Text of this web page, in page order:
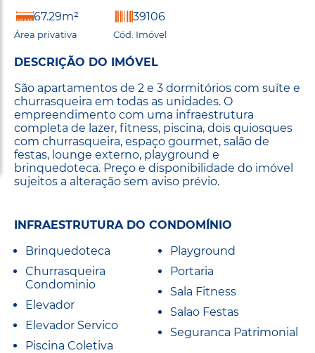
67.29m²
Área privativa
39106
Cód. Imóvel
DESCRIÇÃO DO IMÓVEL
São apartamentos de 2 e 3 dormitórios com suíte e
churrasqueira em todas as unidades. O
empreendimento com uma infraestrutura
completa de lazer, fitness, piscina, dois quiosques
com churrasqueira, espaço gourmet, salão de
festas, lounge externo, playground e
brinquedoteca. Preço e disponibilidade do imóvel
sujeitos a alteração sem aviso prévio.
INFRAESTRUTURA DO CONDOMÍNIO
Brinquedoteca
Churrasqueira
Condominio
Elevador
Elevador Servico
Piscina Coletiva
Playground
Portaria
Sala Fitness
Salao Festas
Seguranca Patrimonial